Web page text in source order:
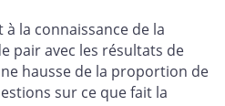
la connaissance de la
pair avec les résultats de
hausse de la proportion de
sur ce que fait la